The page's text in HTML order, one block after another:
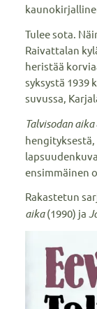
Tulee sota.
Raivattalan
heristää
syksystä 1939
suvussa,
Talvisodan aika
ensimmäinen
Rakastetun
aika(1990) ja